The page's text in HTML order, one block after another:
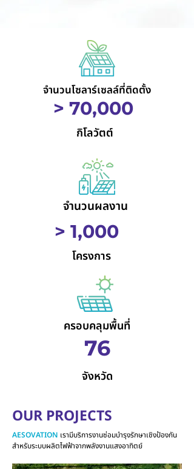
จำนวนโซลาร์เซลล์ที่ติดตั้ง
> 70,000
กิโลวัตต์
จำนวนผลงาน
> 1,000
โครงการ
ครอบคลุมพื้นที่
76
จังหวัด
OUR PROJECTS
AESOVATION เรามีบริการงานซ่อมบำรุงรักษาเชิงป้องกัน
สำหรับระบบผลิตไฟฟ้าจากพลังงานแสงอาทิตย์